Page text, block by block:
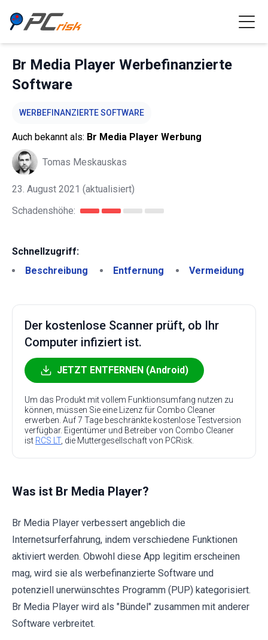
Br Media Player Werbefinanzierte
Software
WERBEFINANZIERTE SOFTWARE
Auch bekannt als: Br Media Player Werbung
Tomas Meskauskas
23. August 2021 (aktualisiert)
Schadenshöhe:
Schnellzugriff:
Beschreibung
Entfernung Vermeidung
Der kostenlose Scanner prüft, ob Ihr
Computer infiziert ist.
JETZT ENTFERNEN (Android)
Um das Produkt mit vollem Funktionsumfang nutzen zu
können, müssen Sie eine Lizenz für Combo Cleaner
erwerben. Auf 7 Tage beschränkte kostenlose Testversion
verfügbar. Eigentümer und Betreiber von Combo Cleaner
ist RCS LT, die Muttergesellschaft von PCRisk.
Was ist Br Media Player?
Br Media Player verbessert angeblich die
Internetsurferfahrung, indem verschiedene Funktionen
aktiviert werden. Obwohl diese App legitim erscheinen
mag, wird sie als werbefinanzierte Software und
potenziell unerwünschtes Programm (PUP) kategorisiert.
Br Media Player wird als "Bündel" zusammen mit anderer
Software verbreitet.